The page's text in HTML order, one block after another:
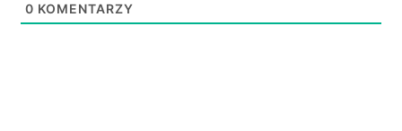
0 KOMENTARZY